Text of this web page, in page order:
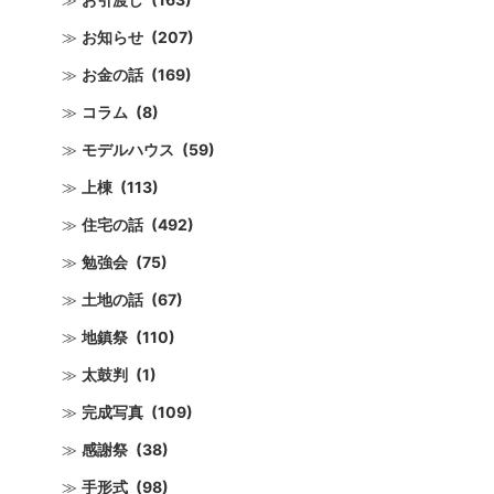
お知らせ (207)
お金の話 (169)
コラム (8)
モデルハウス (59)
上棟 (113)
住宅の話 (492)
勉強会 (75)
土地の話 (67)
地鎮祭 (110)
太鼓判 (1)
完成写真 (109)
感謝祭 (38)
手形式 (98)